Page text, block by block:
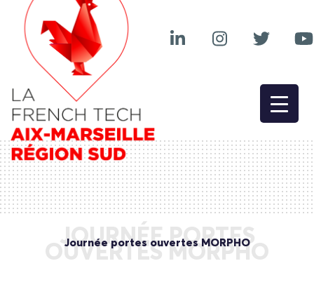
JOURNÉE PORTES
OUVERTES MORPHO
Journée portes ouvertes MORPHO